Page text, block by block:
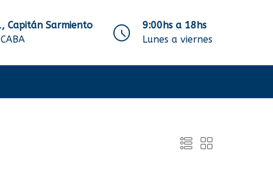
Capitán Sarmiento
9:00hs a 18hs
Lunes a viernes